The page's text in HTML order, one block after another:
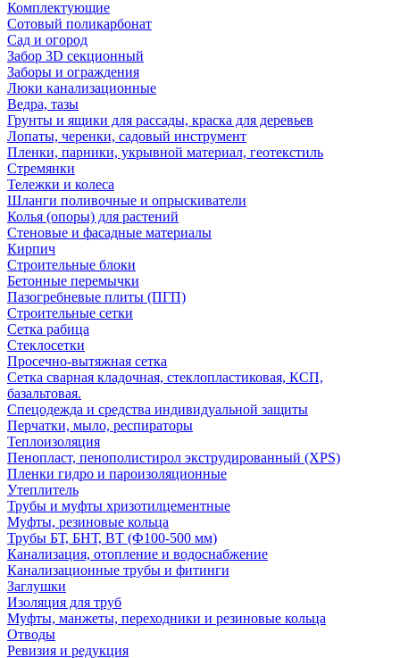
Комплектующие
Сотовый поликарбонат
Сад и огород
Забор 3D секционный
Заборы и ограждения
Люки канализационные
Ведра, тазы
Грунты и ящики для рассады, краска для деревьев
Лопаты, черенки, садовый инструмент
Пленки, парники, укрывной материал, геотекстиль
Стремянки
Тележки и колеса
Шланги поливочные и опрыскиватели
Колья (опоры) для растений
Стеновые и фасадные материалы
Кирпич
Строительные блоки
Бетонные перемычки
Пазогребневые плиты (ПГП)
Строительные сетки
Сетка рабица
Стеклосетки
Просечно-вытяжная сетка
Сетка сварная кладочная, стеклопластиковая, КСП,
базальтовая.
Спецодежда и средства индивидуальной защиты
Перчатки, мыло, респираторы
Теплоизоляция
Пенопласт, пенополистирол экструдированный (XPS)
Пленки гидро и пароизоляционные
Утеплитель
Трубы и муфты хризотилцементные
Муфты, резиновые кольца
Трубы БТ, БНТ, ВТ (Ф100-500 мм)
Канализация, отопление и водоснабжение
Канализационные трубы и фитинги
Заглушки
Изоляция для труб
Муфты, манжеты, переходники и резиновые кольца
Отводы
Ревизия и редукция